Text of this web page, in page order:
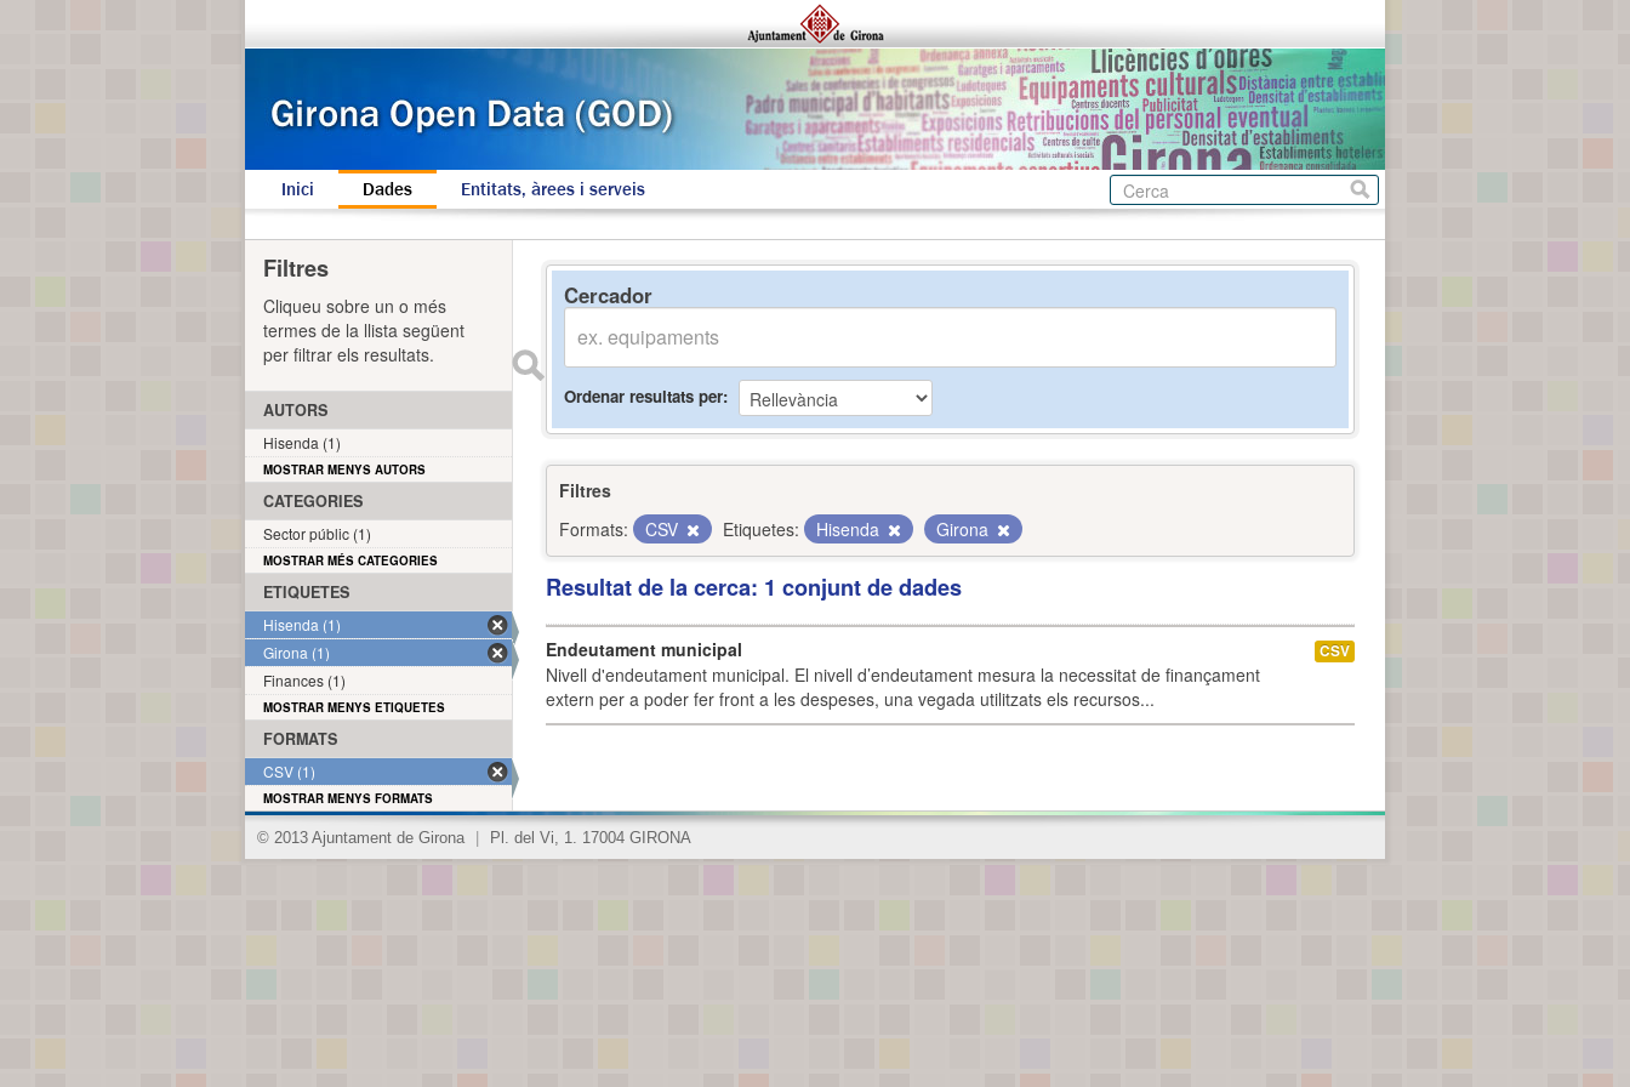
Inici Dades Entitats, àrees i serveis
Cercador
Ordenar resultats per
Filtres
Formats:
CSV Etiquetes: Hisenda Girona
Resultat de la cerca: 1 conjunt de dades
Endeutament municipal
Nivell d'endeutament municipal. El nivell d’endeutament mesura la necessitat de finançament
extern per a poder fer front a les despeses, una vegada utilitzats els recursos...
CSV
Filtres
Cliqueu sobre un o més
termes de la llista següent
per filtrar els resultats.
AUTORS
Hisenda (1)
MOSTRAR MENYS AUTORS
CATEGORIES
Sector públic (1)
MOSTRAR MÉS CATEGORIES
ETIQUETES
Hisenda (1)
Girona (1)
Finances (1)
MOSTRAR MENYS ETIQUETES
FORMATS
CSV (1)
MOSTRAR MENYS FORMATS
© 2013 Ajuntament de Girona Pl. del Vi, 1. 17004 GIRONA